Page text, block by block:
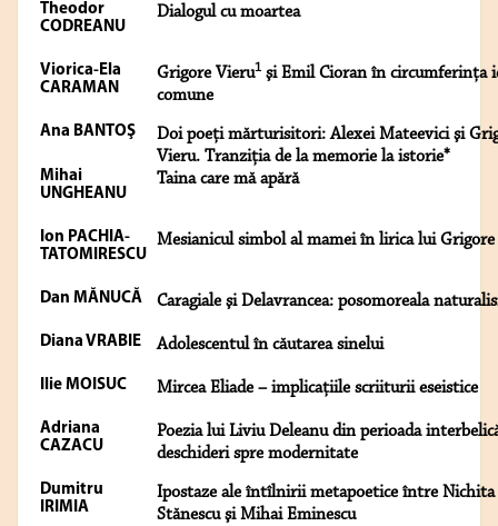
Theodor
CODREANU
Dialogul cu moartea
Viorica-Ela
CARAMAN
Grigore Vieru1 şi Emil Cioran în circumferinţa
comune
Ana BANTOŞ
Doi poeţi mărturisitori: Alexei Mateevici şi
Vieru. Tranziţia de la memorie la istorie*
Mihai
UNGHEANU
Taina care mă apără
Ion PACHIA-
TATOMIRESCU
Mesianicul simbol al mamei în lirica lui
Dan MĂNUCĂ Caragiale şi Delavrancea: posomoreala
Diana VRABIE Adolescentul în căutarea sinelui
Ilie MOISUC Mircea Eliade – implicaţiile scriiturii eseistice
Adriana
CAZACU
Poezia lui Liviu Deleanu din perioada
deschideri spre modernitate
Dumitru
IRIMIA
Ipostaze ale întîlnirii metapoetice între Nichita
Stănescu şi Mihai Eminescu